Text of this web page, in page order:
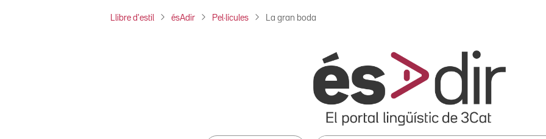
Llibre d'estil ésAdir Pel·lícules La gran boda